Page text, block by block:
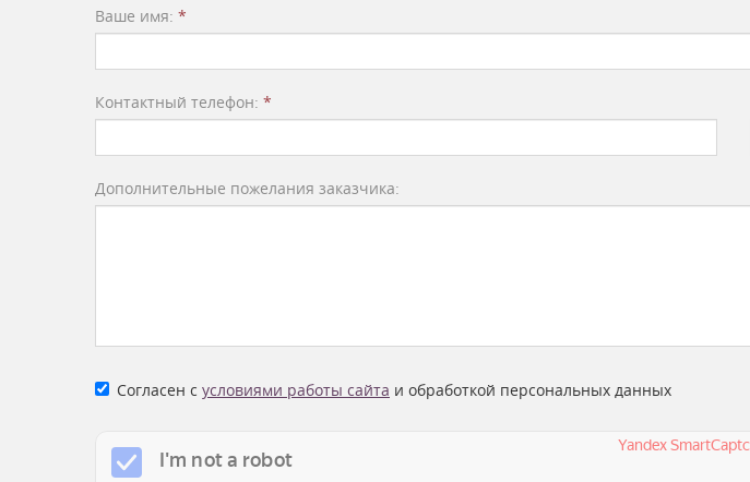
Ваше имя: *
Контактный телефон: *
Дополнительные пожелания заказчика:
Согласен с условиями работы сайта и обработкой персональных данных